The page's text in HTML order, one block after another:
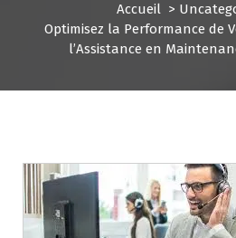
Accueil >
Optimisez la Performance de
l’Assistance en